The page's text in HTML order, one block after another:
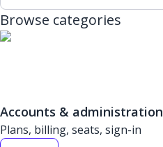
Browse categories
Accounts & administration
Plans, billing, seats, sign-in